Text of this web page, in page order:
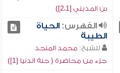
بن المديني [2،1])
الفهرس:الحياة
الطيبة
للشيخ: محمد المنجد
جزء من محاضرة ( جنة الدنيا [1])